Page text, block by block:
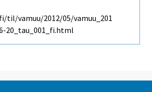
vamuu/2012/05/vamuu_201
20_tau_001_fi.html